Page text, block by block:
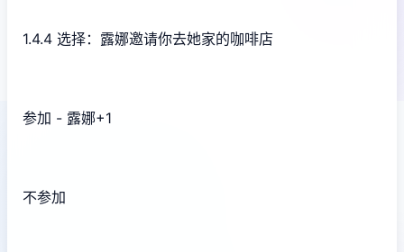
1.4.4 选择：露娜邀请你去她家的咖啡店
参加 - 露娜+1
不参加